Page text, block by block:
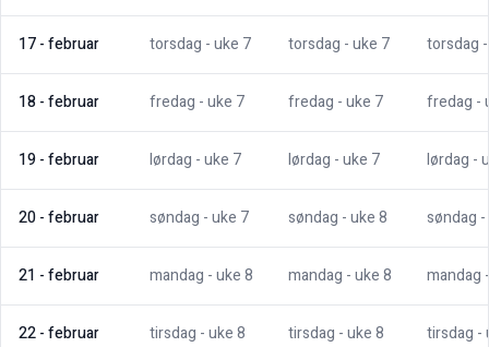
17-februar torsdag - uke 7 torsdag - uke 7 torsdag
18-februar fredag - uke 7 fredag - uke 7 fredag -
19-februar lørdag - uke 7 lørdag - uke 7 lørdag -
20-februar søndag - uke 7 søndag - uke8 søndag
21 -februar mandag - uke8 mandag - uke8 mandag
22-februar tirsdag - uke8 tirsdag - uke8 tirsdag -